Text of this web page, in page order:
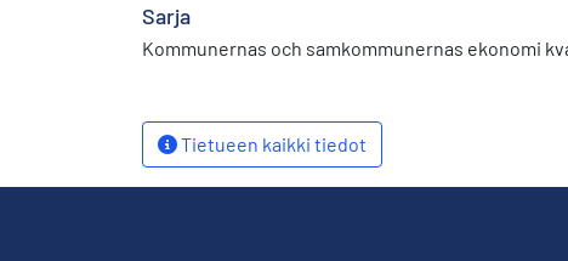
Sarja
Kommunernas och samkommunernas ekonomi
Tietueen kaikki tiedot